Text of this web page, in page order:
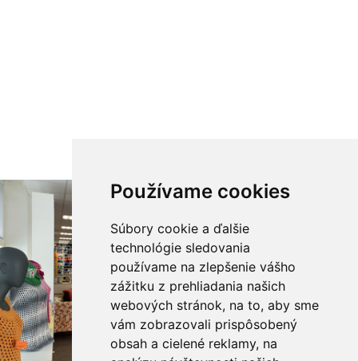
Používame cookies
Súbory cookie a ďalšie
technológie sledovania
používame na zlepšenie vášho
zážitku z prehliadania našich
webových stránok, na to, aby sme
vám zobrazovali prispôsobený
obsah a cielené reklamy, na